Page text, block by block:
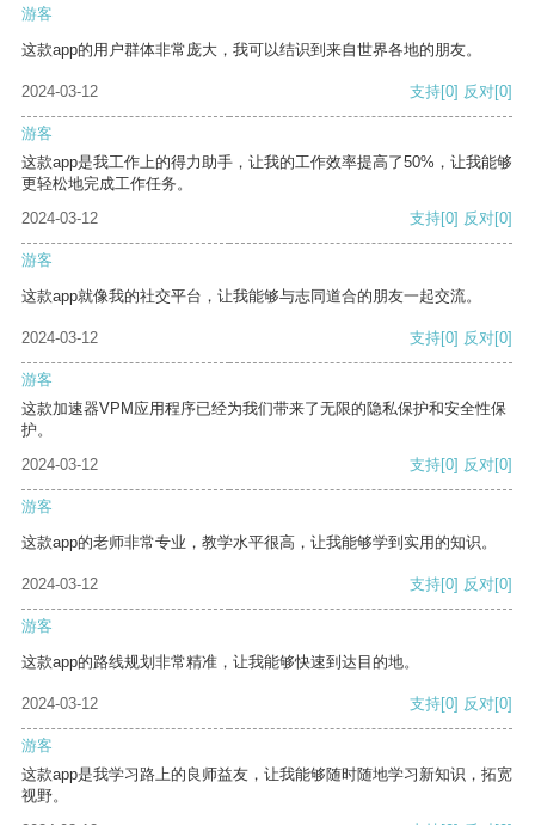
游客
这款app的用户群体非常庞大，我可以结识到来自世界各地的朋友。
2024-03-12 支持[0] 反对[0]
游客
这款app是我工作上的得力助手，让我的工作效率提高了50%，让我能够
更轻松地完成工作任务。
2024-03-12
支持[0] 反对[0]
游客
这款app就像我的社交平台，让我能够与志同道合的朋友一起交流。
2024-03-12 支持[0] 反对[0]
游客
这款加速器VPM应用程序已经为我们带来了无限的隐私保护和安全性保
护。
2024-03-12
支持[0] 反对[0]
游客
这款app的老师非常专业，教学水平很高，让我能够学到实用的知识。
2024-03-12 支持[0] 反对[0]
游客
这款app的路线规划非常精准，让我能够快速到达目的地。
2024-03-12 支持[0] 反对[0]
游客
这款app是我学习路上的良师益友，让我能够随时随地学习新知识，拓宽
视野。